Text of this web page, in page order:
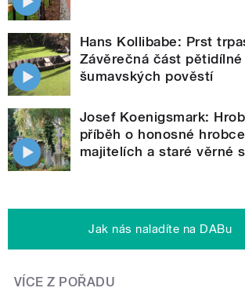
Hans Kollibabe: Prst
Závěrečná část
šumavských pověstí
Josef Koenigsmark:
příběh o honosné
majitelích a staré věrné
Jak nás naladíte na DABu
VÍCE Z POŘADU